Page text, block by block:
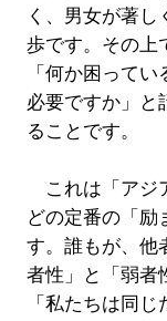
く、男女が著
歩です。その上
「何か困って
必要ですか」と
ることです。
これは「アジ
どの定番の「励
す。誰もが、他
者性」と「弱者
「私たちは同